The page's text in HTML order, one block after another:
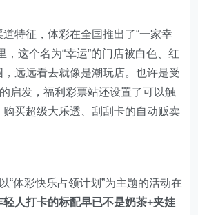
特征，体彩在全国推出了“一家幸
，这个名为“幸运”的门店被白色、红
远远看去就像是潮玩店。也许是受
启发，福利彩票站还设置了可以触
购买超级大乐透、刮刮卡的自动贩卖
“体彩快乐占领计划”为主题的活动在
轻人打卡的标配早已不是奶茶+夹娃